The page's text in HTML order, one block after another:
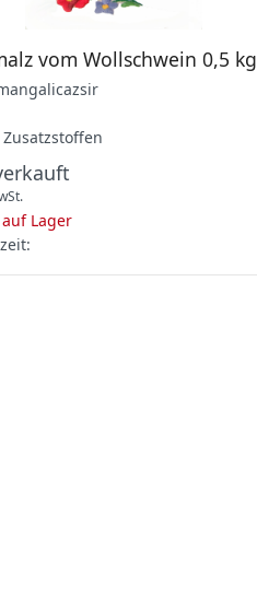
vom Wollschwein 0,5 kg
Lager